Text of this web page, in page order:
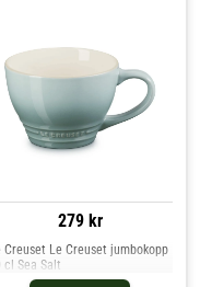
279 kr
Creuset Le Creuset jumbokopp
cl Sea Salt